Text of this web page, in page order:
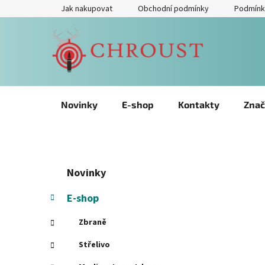
na
Jak nakupovat Obchodní podmínky
Novinky E-shop Kontakty
s
r
a
kategorie
t
e
g
r
Novinky
E-shop
Zbraně
Střelivo